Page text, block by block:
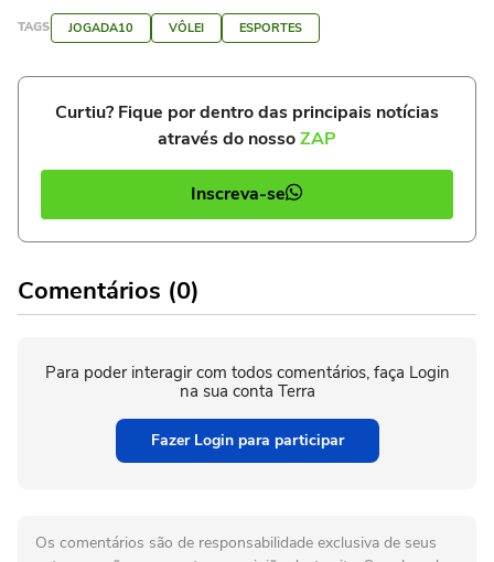
TAGS JOGADA10 VÔLEI ESPORTES
Curtiu? Fique por dentro das principais notícias
através do nossoZAP
Inscreva-se
Comentários (0)
Para poder interagir com todos comentários, faça Login
na sua conta Terra
Fazer Login para participar
Os comentários são de responsabilidade exclusiva de seus